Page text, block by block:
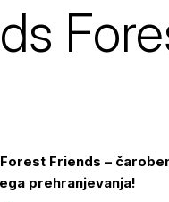
Friends –
prehranjevanja!